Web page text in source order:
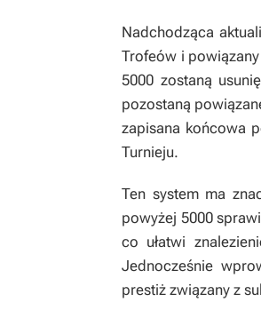
Nadchodząca
Trofeów i
5000 zostaną
pozostaną
zapisana końcowa
Turnieju.
Ten system ma
powyżej 5000
co ułatwi
Jednocześnie
prestiż związany z